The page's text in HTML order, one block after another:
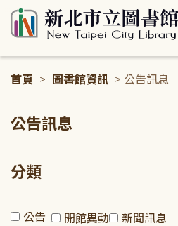
首頁 > 圖書館資訊 > 公告訊息
公告訊息
分類
公告 開館異動 新聞訊息